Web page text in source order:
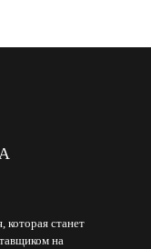
которая станет
на